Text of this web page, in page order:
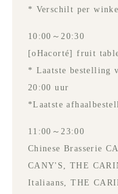
* Verschilt per
10:00～20:30
[oHacorté] fruit
* Laatste bestelling
20:00 uur
*Laatste
11:00～23:00
Chinese Brasserie
CANY'S, THE
Italiaans, THE